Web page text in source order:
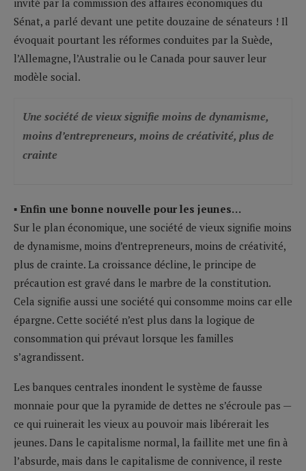
Sénat, a parlé devant une petite douzaine de sénateurs ! Il
évoquait pourtant les réformes conduites par la Suède,
l’Allemagne, l’Australie ou le Canada pour sauver leur
modèle social.
Une société de vieux signifie moins de dynamisme,
moins d’entrepreneurs, moins de créativité, plus de
crainte
▪ Enfin une bonne nouvelle pour les jeunes…
Sur le plan économique, une société de vieux signifie moins
de dynamisme, moins d’entrepreneurs, moins de créativité,
plus de crainte. La croissance décline, le principe de
précaution est gravé dans le marbre de la constitution.
Cela signifie aussi une société qui consomme moins car elle
épargne. Cette société n’est plus dans la logique de
consommation qui prévaut lorsque les familles
s’agrandissent.
Les banques centrales inondent le système de fausse
monnaie pour que la pyramide de dettes ne s’écroule pas —
ce qui ruinerait les vieux au pouvoir mais libérerait les
jeunes. Dans le capitalisme normal, la faillite met une fin à
l’absurde, mais dans le capitalisme de connivence, il reste